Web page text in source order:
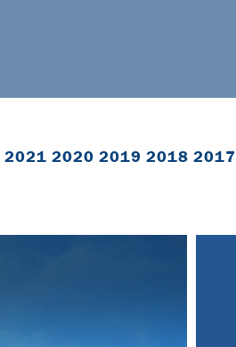
2021 2020 2019 2018 2017